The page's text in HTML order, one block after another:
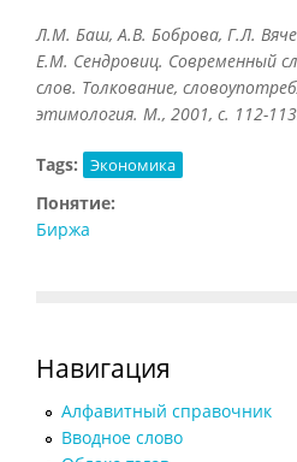
Л.М. Баш, А.В. Боброва, Г.Л.
Е.М. Сендровиц. Современный
слов. Толкование,
этимология. М., 2001, с. 112-
Tags: Экономика
Понятие:
Биржа
Навигация
Алфавитный справочник
Вводное слово